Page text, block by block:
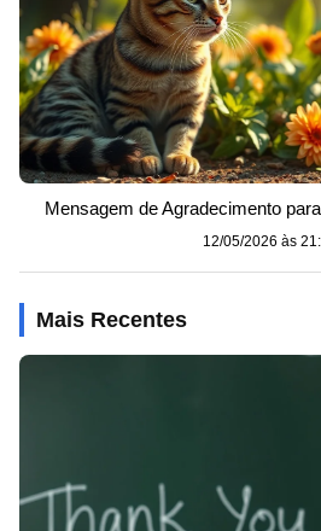
Mensagem de Agradecimento
12/05/2026 às
Mais Recentes